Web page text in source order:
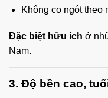
Không co ngót theo
Đặc biệt hữu ích ở
Nam.
3. Độ bền cao,